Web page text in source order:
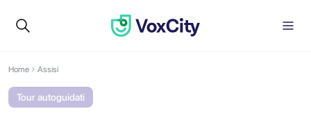
Home Assisi
Tour autoguidati